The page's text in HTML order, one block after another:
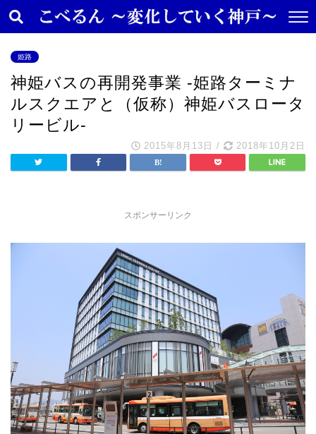
姫路
神姫バスの再開発事業 -姫路ターミナ
ルスクエアと（仮称）神姫バスロータ
リービル-
2015年8月13日 / 2018年10月2日
スポンサーリンク